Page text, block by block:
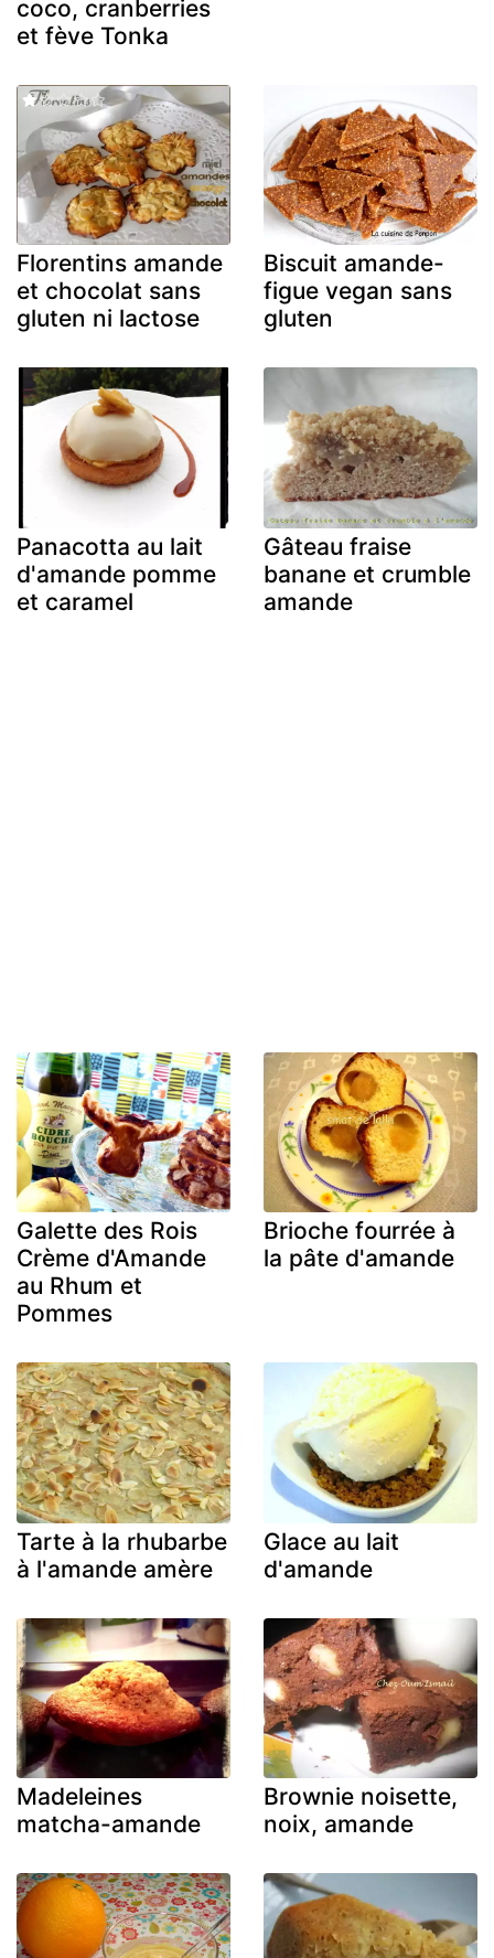
coco, cranberries
et fève Tonka
Florentins amande
et chocolat sans
gluten ni lactose
Biscuit amande-
figue vegan sans
gluten
Panacotta au lait
d'amande pomme
et caramel
Gâteau fraise
banane et crumble
amande
Galette des Rois
Crème d'Amande
au Rhum et
Pommes
Brioche fourrée à
la pâte d'amande
Tarte à la rhubarbe
à l'amande amère
Glace au lait
d'amande
Madeleines
matcha-amande
Brownie noisette,
noix, amande